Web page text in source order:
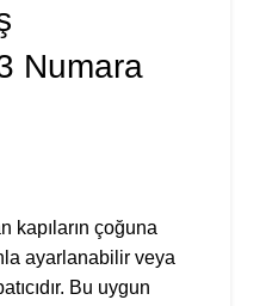
Numara
kapıların çoğuna
ayarlanabilir veya
Bu uygun